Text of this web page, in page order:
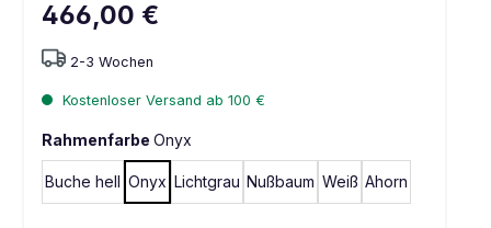
466,00 €
2-3 Wochen
Kostenloser Versand ab 100 €
Rahmenfarbe Onyx
Buche hell Onyx Lichtgrau Nußbaum Weiß Ahorn